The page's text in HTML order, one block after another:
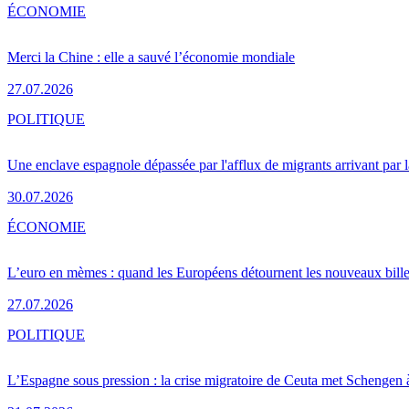
Merci la Chine : elle a sauvé l’économie mondiale
27.07.2026
ÉCONOMIE
Une enclave espagnole dépassée par l'afflux de migrants arrivant par
30.07.2026
POLITIQUE
L’euro en mèmes : quand les Européens détournent les nouveaux
27.07.2026
ÉCONOMIE
L’Espagne sous pression : la crise migratoire de Ceuta met Schengen
POLITIQUE